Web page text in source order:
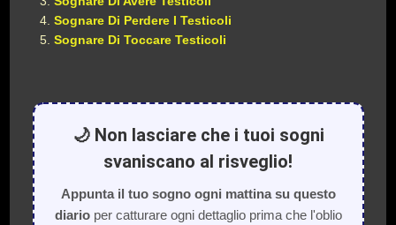
Sognare Di Perdere I Testicoli
Sognare Di Toccare Testicoli
🌙 Non lasciare che i tuoi sogni
svaniscano al risveglio!
Appunta il tuo sogno ogni mattina su questo
diarioper catturare ogni dettaglio prima che l'oblio